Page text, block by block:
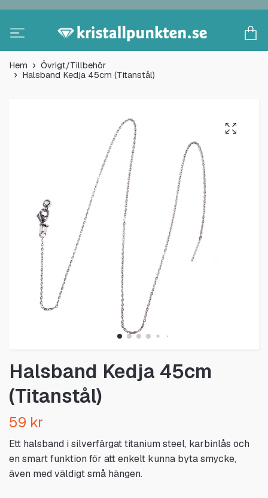
Hem
Övrigt/Tillbehör
Halsband Kedja 45cm (Titanstål)
Halsband Kedja 45cm
(Titanstål)
59 kr
Ett halsband i silverfärgat titanium steel, karbinlås och
en smart funktion för att enkelt kunna byta smycke,
även med väldigt små hängen.